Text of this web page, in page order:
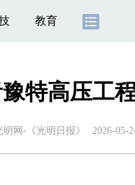
教育
特高压工
明网-《光明日报》 2026-05-